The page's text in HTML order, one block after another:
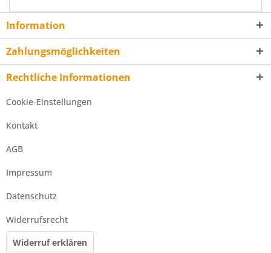
Information
Zahlungsmöglichkeiten
Rechtliche Informationen
Cookie-Einstellungen
Kontakt
AGB
Impressum
Datenschutz
Widerrufsrecht
Widerruf erklären